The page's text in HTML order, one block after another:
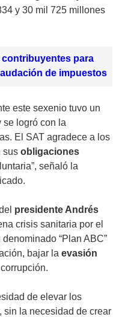
y 30 mil 725 millones
contribuyentes para
de impuestos
este sexenio tuvo un
se logró con la
El SAT agradece a los
sus obligaciones
señaló la
presidente Andrés
crisis sanitaria por el
“Plan ABC”
bajar la evasión
de elevar los
sin la necesidad de crear